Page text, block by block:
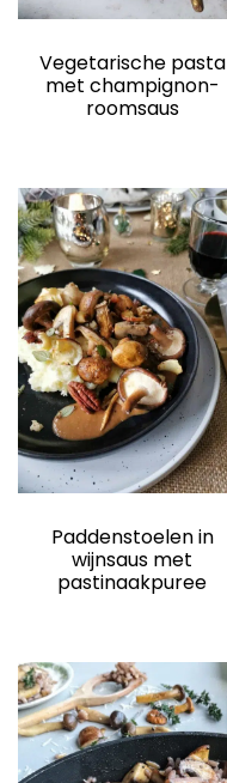
Vegetarische pasta
met champignon-
roomsaus
Paddenstoelen in
wijnsaus met
pastinaakpuree